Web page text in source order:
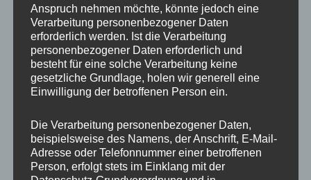
Autor
adminmp
Veröffentlicht
am
10. Januar 2026 Format
Galerie Kategorien
Naturfoto-
Blog
Schlagwörter
Kleine Arche Wahlstedt, Natur,Schönheit
Kommentarzu
Tiergesichter:
Soayschafe
Anspruch nehmen möchte, könnte jedoch eine
Verarbeitung personenbezogener Daten
erforderlich werden. Ist die Verarbeitung
personenbezogener Daten erforderlich und
besteht für eine solche Verarbeitung keine
gesetzliche Grundlage, holen wir generell eine
Einwilligung der betroffenen Person ein.
Die Verarbeitung personenbezogener Daten,
beispielsweise des Namens, der Anschrift, E-Mail-
Adresse oder Telefonnummer einer betroffenen
Person, erfolgt stets im Einklang mit der